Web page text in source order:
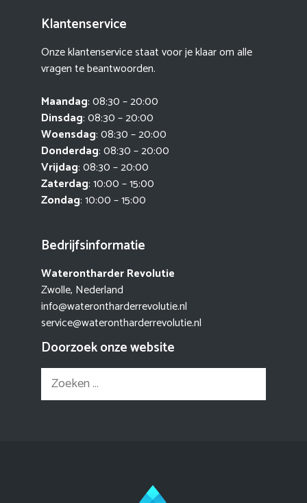
Klantenservice
Onze klantenservice staat voor je klaar om alle
vragen te beantwoorden.
Maandag: 08:30 – 20:00
Dinsdag: 08:30 – 20:00
Woensdag: 08:30 – 20:00
Donderdag: 08:30 – 20:00
Vrijdag: 08:30 – 20:00
Zaterdag: 10:00 – 15:00
Zondag: 10:00 – 15:00
Bedrijfsinformatie
Waterontharder Revolutie
Zwolle, Nederland
info@waterontharderrevolutie.nl
service@waterontharderrevolutie.nl
Doorzoek onze website
Zoek
naar: